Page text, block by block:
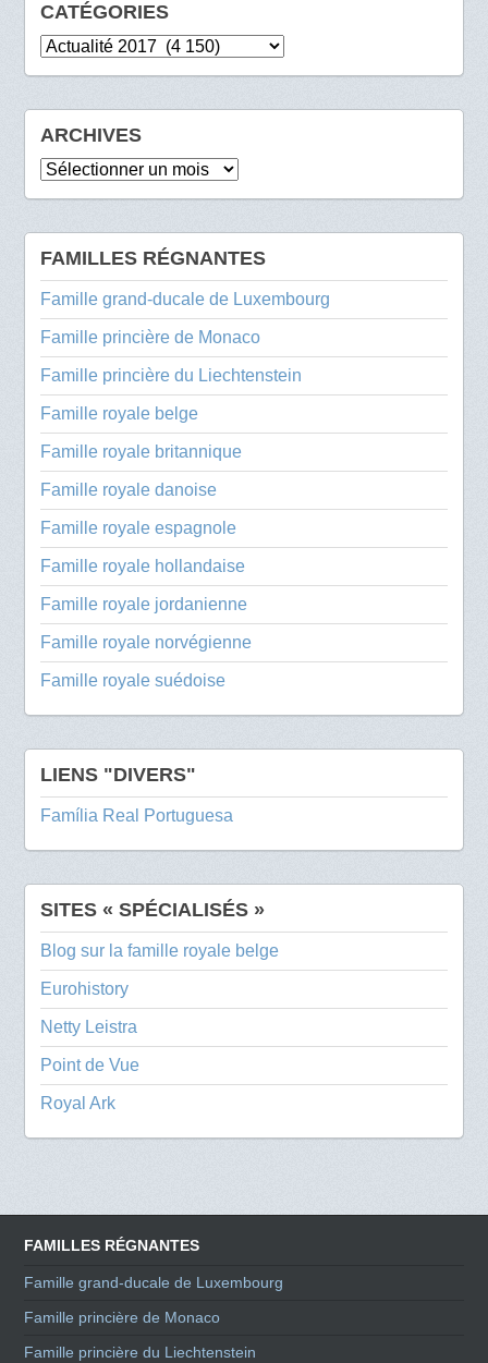
CATÉGORIES
Catégories
ARCHIVES
Archives
FAMILLES RÉGNANTES
Famille grand-ducale de Luxembourg
Famille princière de Monaco
Famille princière du Liechtenstein
Famille royale belge
Famille royale britannique
Famille royale danoise
Famille royale espagnole
Famille royale hollandaise
Famille royale jordanienne
Famille royale norvégienne
Famille royale suédoise
LIENS "DIVERS"
Família Real Portuguesa
SITES « SPÉCIALISÉS »
Blog sur la famille royale belge
Eurohistory
Netty Leistra
Point de Vue
Royal Ark
FAMILLES RÉGNANTES
Famille grand-ducale de Luxembourg
Famille princière de Monaco
Famille princière du Liechtenstein